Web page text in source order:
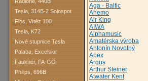
Tesla, 314B-2 Solospot
Flos, Vítěz 100
Tesla, K72
Nové stupnice Tesla
Palaba, Excelsior
Faukner, FA-GO
Philips, 696B
Aga - Baltic
Ahemo
Air King
AIWA
Alphamusic
Amatérska výroba
Antonín Novotný
Apex
Argus
Arthur Steiner
Atwater Kent